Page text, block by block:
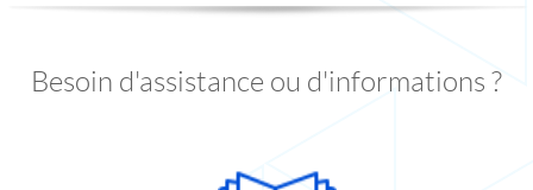
Besoin d'assistance ou d'informations ?